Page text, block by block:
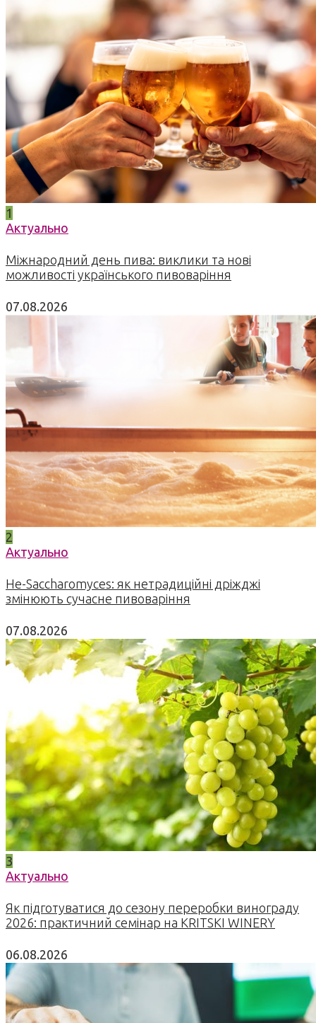
1
Актуально
Міжнародний день пива: виклики та нові
можливості українського пивоваріння
07.08.2026
2
Актуально
Не-Saccharomyces: як нетрадиційні дріжджі
змінюють сучасне пивоваріння
07.08.2026
3
Актуально
Як підготуватися до сезону переробки винограду
2026: практичний семінар на KRITSKI WINERY
06.08.2026